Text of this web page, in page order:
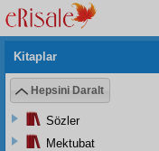
Kitaplar
Hepsini Daralt
Sözler
Mektubat